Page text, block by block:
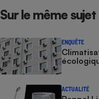
Sur le même sujet
ENQUÊTE
ACTUALITÉ